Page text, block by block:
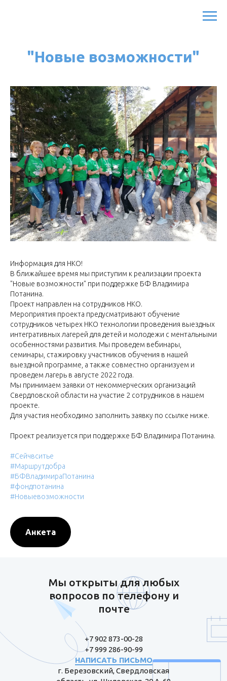
"Новые возможности"
Информация для НКО!
В ближайшее время мы приступим к реализации проекта
"Новые возможности" при поддержке БФ Владимира
Потанина.
Проект направлен на сотрудников НКО.
Мероприятия проекта предусматривают обучение
сотрудников четырех НКО технологии проведения выездных
интегративных лагерей для детей и молодежи с ментальными
особенностями развития. Мы проведем вебинары,
семинары, стажировку участников обучения в нашей
выездной программе, а также совместно организуем и
проведем лагерь в августе 2022 года.
Мы принимаем заявки от некоммерческих организаций
Свердловской области на участие 2 сотрудников в нашем
проекте.
Для участия необходимо заполнить заявку по ссылке ниже.
Проект реализуется при поддержке БФ Владимира Потанина.
#Сейчвситье
#Маршрутдобра
#БФВладимираПотанина
#фондпотанина
#Новыевозможности
Анкета
Мы открыты для любых
вопросов по телефону и
почте
+7 902 873-00-28
+7 999 286-90-99
НАПИСАТЬ ПИСЬМО
г. Березовский, Свердловская